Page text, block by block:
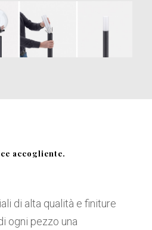
accogliente.
di alta qualità e finiture
ogni pezzo una